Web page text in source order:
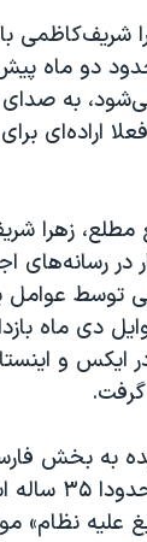
رهبری ایران
نوبل صلح
«سی‌پک»
چین
شریف‌کاظمی
دو ماه
به صدای
اراده‌ای
مطلع، زهرا
در رسانه‌های
توسط عوامل
دی ماه
و
به بخش
زهرا
علیه نظام»